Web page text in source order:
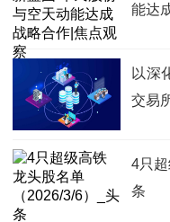
能达
以深
交易
4只
条